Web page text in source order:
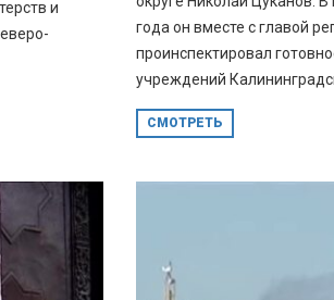
и
года он вместе с главой
проинспектировал
учреждений
СМОТРЕТЬ